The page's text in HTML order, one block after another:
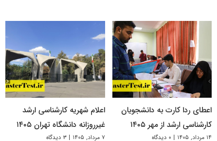
اعطای ردا کارت به دانشجویان
کارشناسی ارشد از مهر ۱۴۰۵
۱۴ مرداد, ۱۴۰۵ | ۰ دیدگاه
اعلام شهریه کارشناسی ارشد
غیرروزانه دانشگاه تهران ۱۴۰۵
۷ مرداد, ۱۴۰۵ | ۳ دیدگاه